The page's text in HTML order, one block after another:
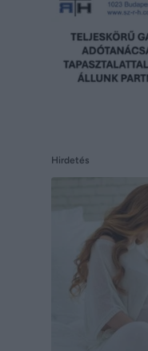
Hirdetés